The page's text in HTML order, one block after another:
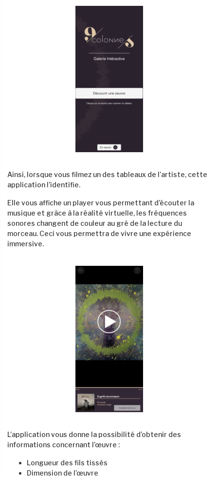
Ainsi, lorsque vous filmez un des tableaux de l’artiste, cette
application l’identifie.
Elle vous affiche un player vous permettant d’écouter la
musique et grâce à la réalité virtuelle, les fréquences
sonores changent de couleur au gré de la lecture du
morceau. Ceci vous permettra de vivre une expérience
immersive.
L’application vous donne la possibilité d’obtenir des
informations concernant l’œuvre :
Longueur des fils tissés
Dimension de l’œuvre